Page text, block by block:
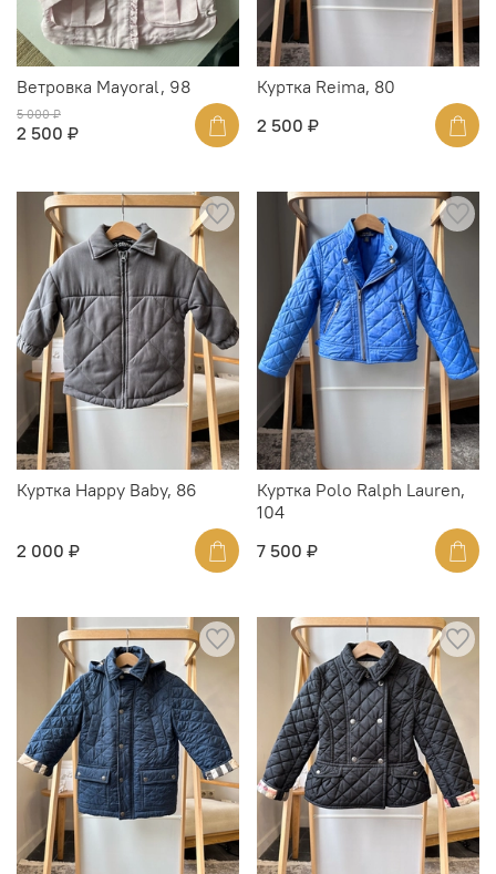
Ветровка Mayoral, 98
5 000 ₽
2 500 ₽
Куртка Reima, 80
2 500 ₽
Куртка Happy Baby, 86
2 000 ₽
Куртка Polo Ralph Lauren,
104
7 500 ₽